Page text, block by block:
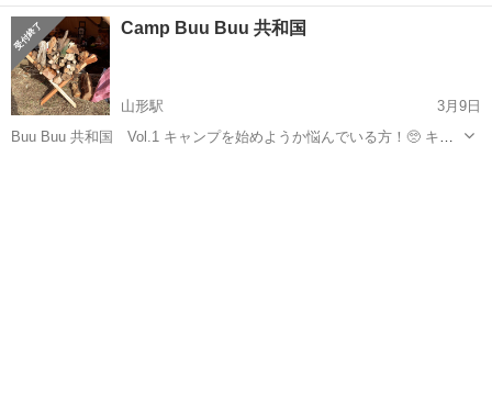
キャンペーンはコチラ 【http://hapikoi.com/hapikoi-monday/】 🌈🌈🌈
🌈🌈🌈🌈🌈🌈🌈🌈 🌞🌞🌞🌞🌞🌞...
山形 山形市 空き
Camp Buu Buu 共和国
山形駅
3月9日
Buu Buu 共和国 Vol.1 キャンプを始めようか悩んでいる方！🥺 キャ